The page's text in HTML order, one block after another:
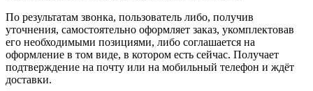
По результатам звонка, пользователь либо, получив
уточнения, самостоятельно оформляет заказ, укомплектовав
его необходимыми позициями, либо соглашается на
оформление в том виде, в котором есть сейчас. Получает
подтверждение на почту или на мобильный телефон и ждёт
доставки.